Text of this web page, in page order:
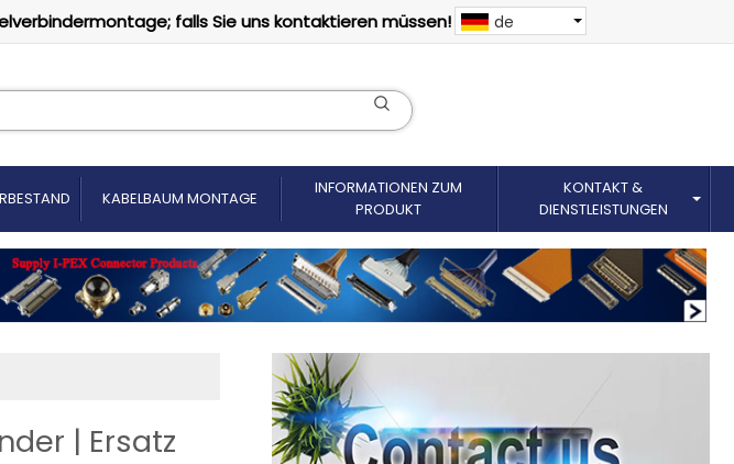
falls Sie uns kontaktieren müssen! de
KABELBAUM MONTAGE
INFORMATIONEN ZUM
PRODUKT
KONTAKT &
DIENSTLEISTUNGEN
| Ersatz